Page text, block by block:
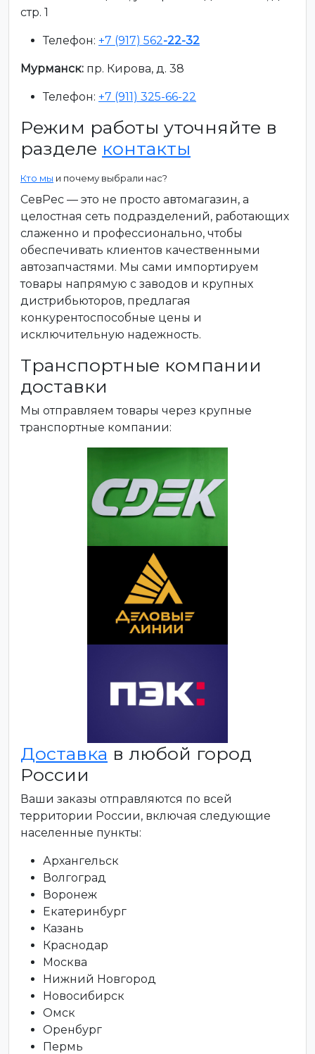
стр. 1
Телефон: +7 (917) 562-22-32
Мурманск: пр. Кирова, д. 38
Телефон: +7 (911) 325-66-22
Режим работы уточняйте в
разделе контакты
Кто мы и почему выбрали нас?
СевРес — это не просто автомагазин, а
целостная сеть подразделений, работающих
слаженно и профессионально, чтобы
обеспечивать клиентов качественными
автозапчастями. Мы сами импортируем
товары напрямую с заводов и крупных
дистрибьюторов, предлагая
конкурентоспособные цены и
исключительную надежность.
Транспортные компании
доставки
Мы отправляем товары через крупные
транспортные компании:
Доставка в любой город
России
Ваши заказы отправляются по всей
территории России, включая следующие
населенные пункты:
Архангельск
Волгоград
Воронеж
Екатеринбург
Казань
Краснодар
Москва
Нижний Новгород
Новосибирск
Омск
Оренбург
Пермь